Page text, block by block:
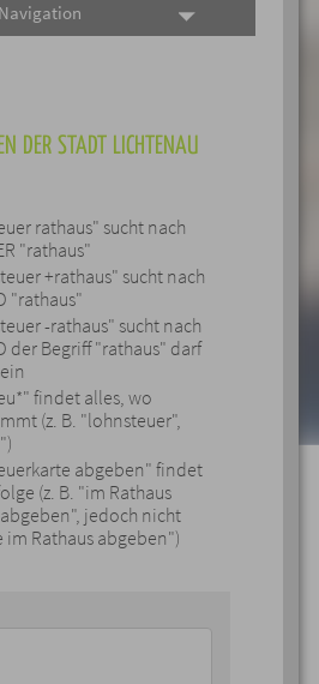
Navigation
DER STADT LICHTENAU
rathaus" sucht nach
"rathaus"
+rathaus" sucht nach
"rathaus"
-rathaus" sucht nach
der Begriff "rathaus" darf
findet alles, wo
(z. B. "lohnsteuer",
abgeben" findet
(z. B. "im Rathaus
jedoch nicht
Rathaus abgeben")